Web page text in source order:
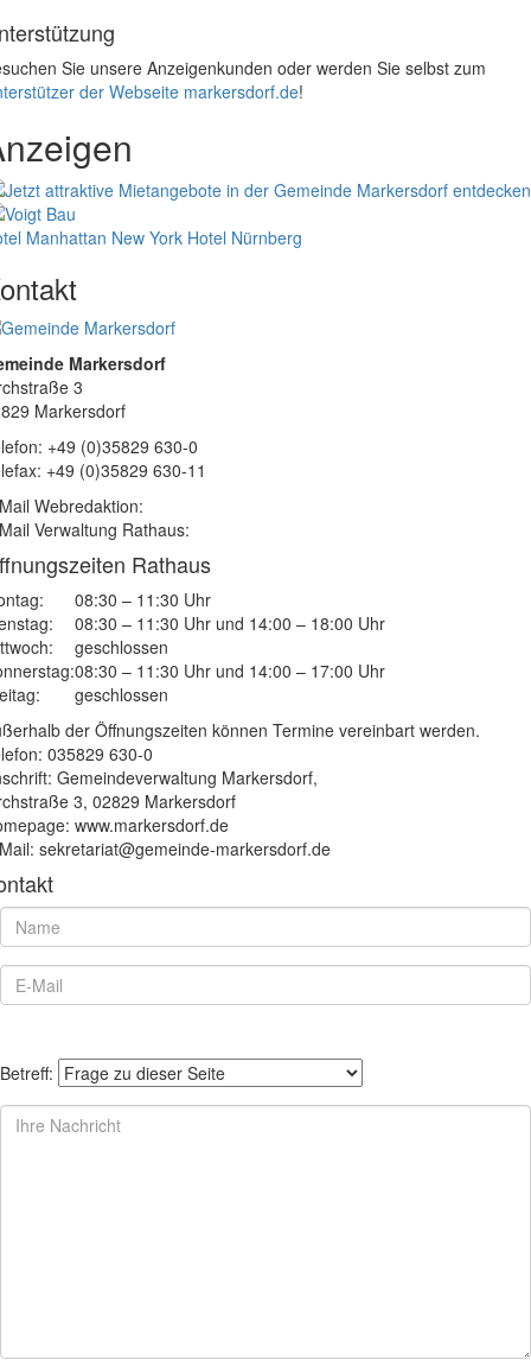
Sie unsere Anzeigenkunden oder werden Sie selbst zum
der Webseite markersdorf.de!
Manhattan New York Hotel Nürnberg
Markersdorf
3
Markersdorf
+49 (0)35829 630-0
+49 (0)35829 630-11
Webredaktion:
Verwaltung Rathaus:
Rathaus
08:30 – 11:30 Uhr
08:30 – 11:30 Uhr und 14:00 – 18:00 Uhr
geschlossen
08:30 – 11:30 Uhr und 14:00 – 17:00 Uhr
geschlossen
der Öffnungszeiten können Termine vereinbart werden.
035829 630-0
Gemeindeverwaltung Markersdorf,
3, 02829 Markersdorf
www.markersdorf.de
sekretariat@gemeinde-markersdorf.de
Betreff: